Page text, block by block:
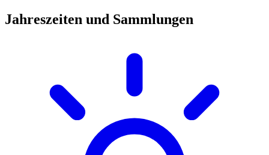
Jahreszeiten und Sammlungen